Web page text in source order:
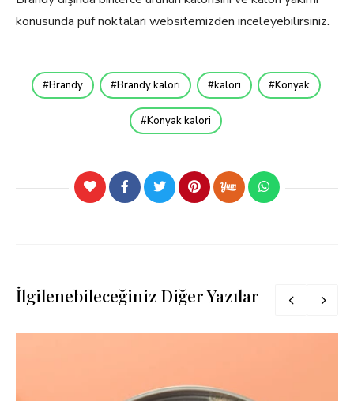
konusunda püf noktaları websitemizden inceleyebilirsiniz.
Brandy Brandy kalori kalori Konyak
Konyak kalori
İlgilenebileceğiniz Diğer Yazılar